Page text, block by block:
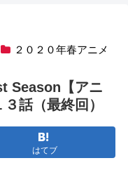
２０２０年春アニメ
Season【アニ
話（最終回）
はてブ